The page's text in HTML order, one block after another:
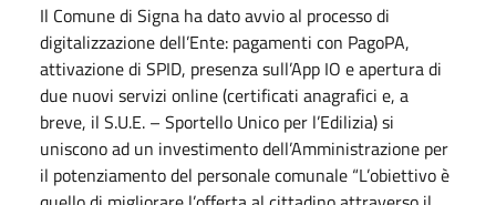
Il Comune di Signa ha dato avvio al processo di
digitalizzazione dell’Ente: pagamenti con PagoPA,
attivazione di SPID, presenza sull’App IO e apertura di
due nuovi servizi online (certificati anagrafici e, a
breve, il S.U.E. – Sportello Unico per l’Edilizia) si
uniscono ad un investimento dell’Amministrazione per
il potenziamento del personale comunale “L’obiettivo è